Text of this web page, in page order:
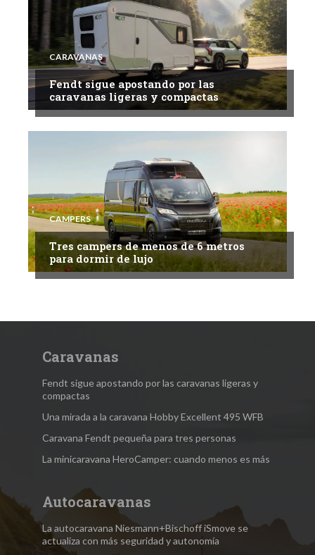
CARAVANAS
Fendt sigue apostando por las
caravanas ligeras y compactas
CAMPERS
Tres campers de menos de 6 metros
para dormir de lujo
Caravanas
Fendt sigue apostando por las caravanas ligeras y
compactas
Una mirada a la caravana Hobby Excellent 495 WFB
Caravana Fendt pequeña para tres personas
La minicaravana HeroCamper: cuando menos es más
Autocaravanas
La autocaravana Niesmann+Bischoff iSmove se
actualiza con más seguridad y autonomía